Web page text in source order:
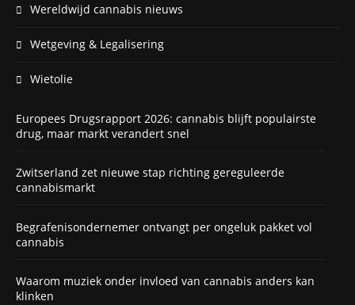
Wereldwijd cannabis nieuws
Wetgeving & Legalisering
Wietolie
Europees Drugsrapport 2026: cannabis blijft populairste
drug, maar markt verandert snel
Zwitserland zet nieuwe stap richting gereguleerde
cannabismarkt
Begrafenisondernemer ontvangt per ongeluk pakket vol
cannabis
Waarom muziek onder invloed van cannabis anders kan
klinken